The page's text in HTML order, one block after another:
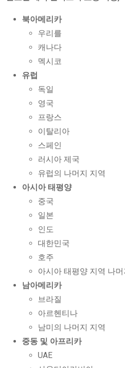
북아메리카
우리를
캐나다
멕시코
유럽
독일
영국
프랑스
이탈리아
스페인
러시아 제국
유럽의 나머지 지역
아시아 태평양
중국
일본
인도
대한민국
호주
아시아 태평양 지역 나머
남아메리카
브라질
아르헨티나
남미의 나머지 지역
중동 및 아프리카
UAE